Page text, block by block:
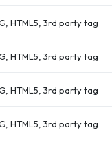
HTML5, 3rd party tag
HTML5, 3rd party tag
HTML5, 3rd party tag
HTML5, 3rd party tag